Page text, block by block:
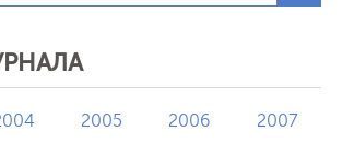
2005 2006 2007